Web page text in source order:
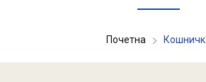
Почетна